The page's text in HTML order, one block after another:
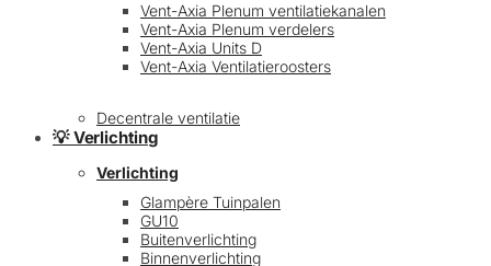
Vent-Axia Plenum ventilatiekanalen
Vent-Axia Plenum verdelers
Vent-Axia Units D
Vent-Axia Ventilatieroosters
Decentrale ventilatie
💡 Verlichting
Verlichting
Glampère Tuinpalen
GU10
Buitenverlichting
Binnenverlichting